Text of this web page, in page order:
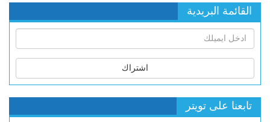
القائمة البريدية
اشتراك
تابعنا على تويتر